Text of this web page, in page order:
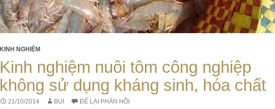
KINH NGHIỆM
Kinh nghiệm nuôi tôm công nghiệp
không sử dụng kháng sinh, hóa chất
21/10/2014 BUI ĐỂ LẠI PHẢN HỒI